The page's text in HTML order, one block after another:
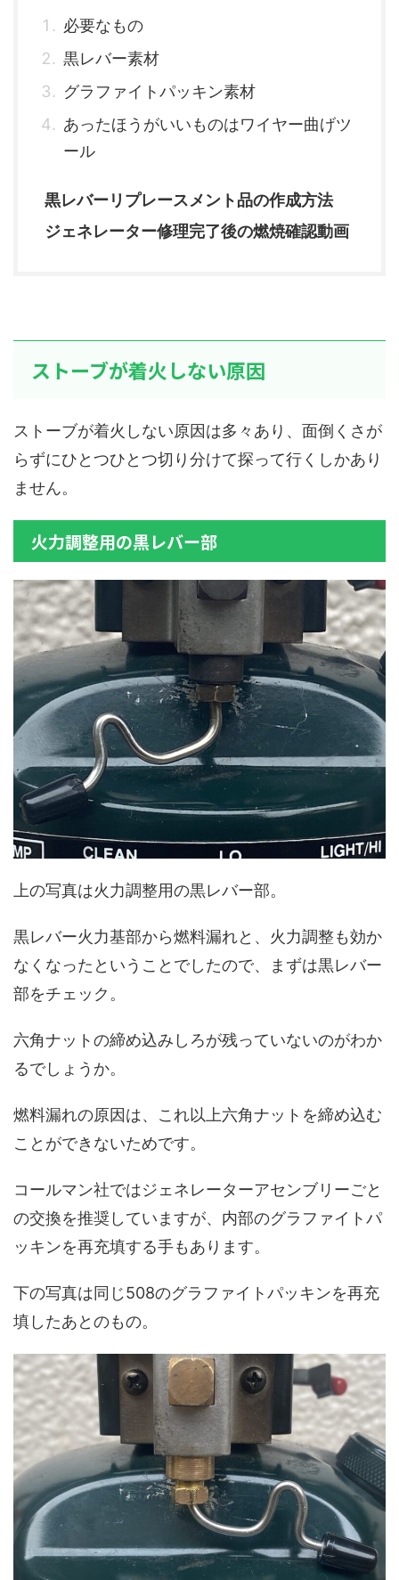
必要なもの
黒レバー素材
グラファイトパッキン素材
あったほうがいいものはワイヤー曲げツ
ール
黒レバーリプレースメント品の作成方法
ジェネレーター修理完了後の燃焼確認動画
ストーブが着火しない原因
ストーブが着火しない原因は多々あり、面倒くさが
らずにひとつひとつ切り分けて探って行くしかあり
ません。
火力調整用の黒レバー部
上の写真は火力調整用の黒レバー部。
黒レバー火力基部から燃料漏れと、火力調整も効か
なくなったということでしたので、まずは黒レバー
部をチェック。
六角ナットの締め込みしろが残っていないのがわか
るでしょうか。
燃料漏れの原因は、これ以上六角ナットを締め込む
ことができないためです。
コールマン社ではジェネレーターアセンブリーごと
の交換を推奨していますが、内部のグラファイトパ
ッキンを再充填する手もあります。
下の写真は同じ508のグラファイトパッキンを再充
填したあとのもの。